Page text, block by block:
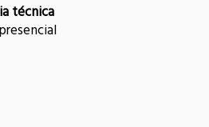
técnica